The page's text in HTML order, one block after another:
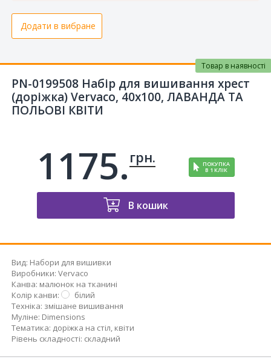
Додати в вибране
PN-0199508 Набір для вишивання хрест
(доріжка) Vervaco, 40х100, ЛАВАНДА ТА
ПОЛЬОВІ КВІТИ
Товар в наявності
1175. грн. ПОКУПКА
В 1 КЛІК
В кошик
Вид: Набори для вишивки
Виробники: Vervaco
Канва: малюнок на тканині
Колір канви:
білий
Техніка: змішане вишивання
Муліне: Dimensions
Тематика: доріжка на стіл, квіти
Рівень складності: складний